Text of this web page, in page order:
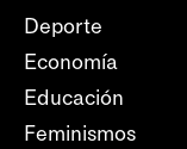
Deporte
Economía
Educación
Feminismos